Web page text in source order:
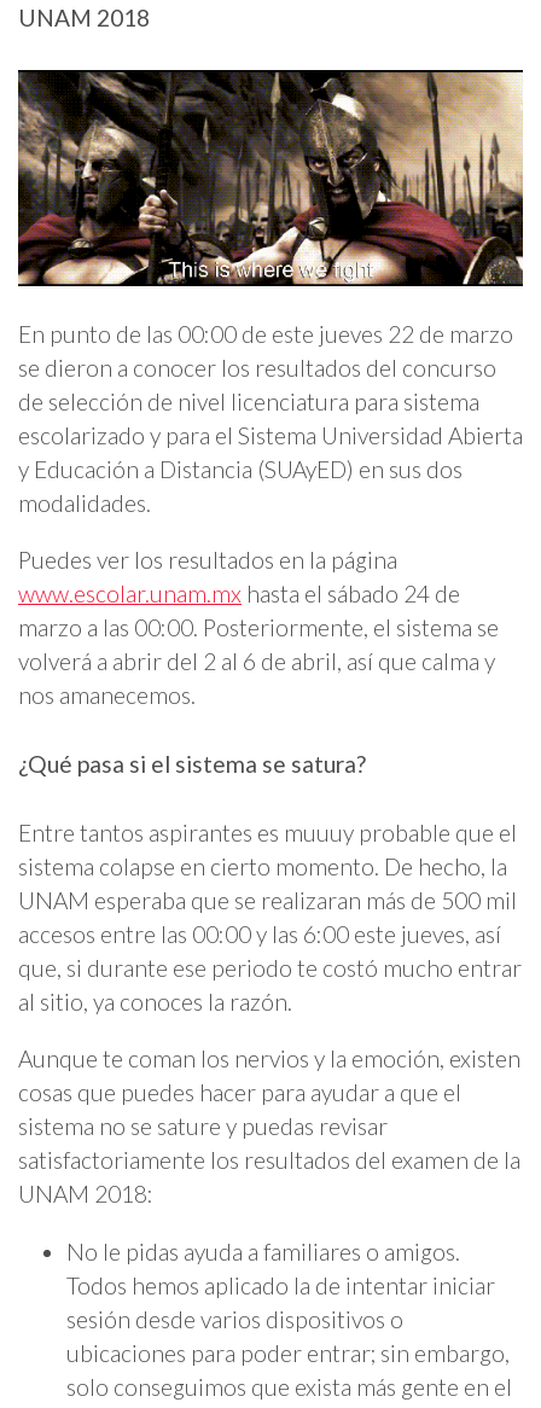
UNAM 2018
En punto de las 00:00 de este jueves 22 de marzo
se dieron a conocer los resultados del concurso
de selección de nivel licenciatura para sistema
escolarizado y para el Sistema Universidad Abierta
y Educación a Distancia (SUAyED) en sus dos
modalidades.
Puedes ver los resultados en la página
www.escolar.unam.mx hasta el sábado 24 de
marzo a las 00:00. Posteriormente, el sistema se
volverá a abrir del 2 al 6 de abril, así que calma y
nos amanecemos.
¿Qué pasa si el sistema se satura?
Entre tantos aspirantes es muuuy probable que el
sistema colapse en cierto momento. De hecho, la
UNAM esperaba que se realizaran más de 500 mil
accesos entre las 00:00 y las 6:00 este jueves, así
que, si durante ese periodo te costó mucho entrar
al sitio, ya conoces la razón.
Aunque te coman los nervios y la emoción, existen
cosas que puedes hacer para ayudar a que el
sistema no se sature y puedas revisar
satisfactoriamente los resultados del examen de la
UNAM 2018:
No le pidas ayuda a familiares o amigos.
Todos hemos aplicado la de intentar iniciar
sesión desde varios dispositivos o
ubicaciones para poder entrar; sin embargo,
solo conseguimos que exista más gente en el